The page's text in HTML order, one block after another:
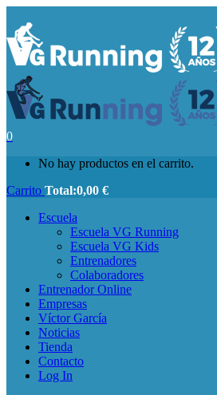
0
No hay productos en el carrito.
Carrito Total:0,00 €
Escuela
Escuela VG Running
Escuela VG Kids
Entrenadores
Colaboradores
Entrenador Online
Empresas
Víctor García
Noticias
Tienda
Contacto
Log In